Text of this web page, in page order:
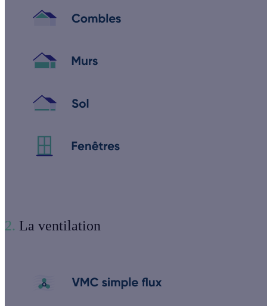
2. La ventilation